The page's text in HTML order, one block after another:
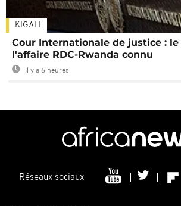
KIGALI
Cour Internationale de justice :
l'affaire RDC-Rwanda connu
Il y a 6 heures
Réseaux sociaux